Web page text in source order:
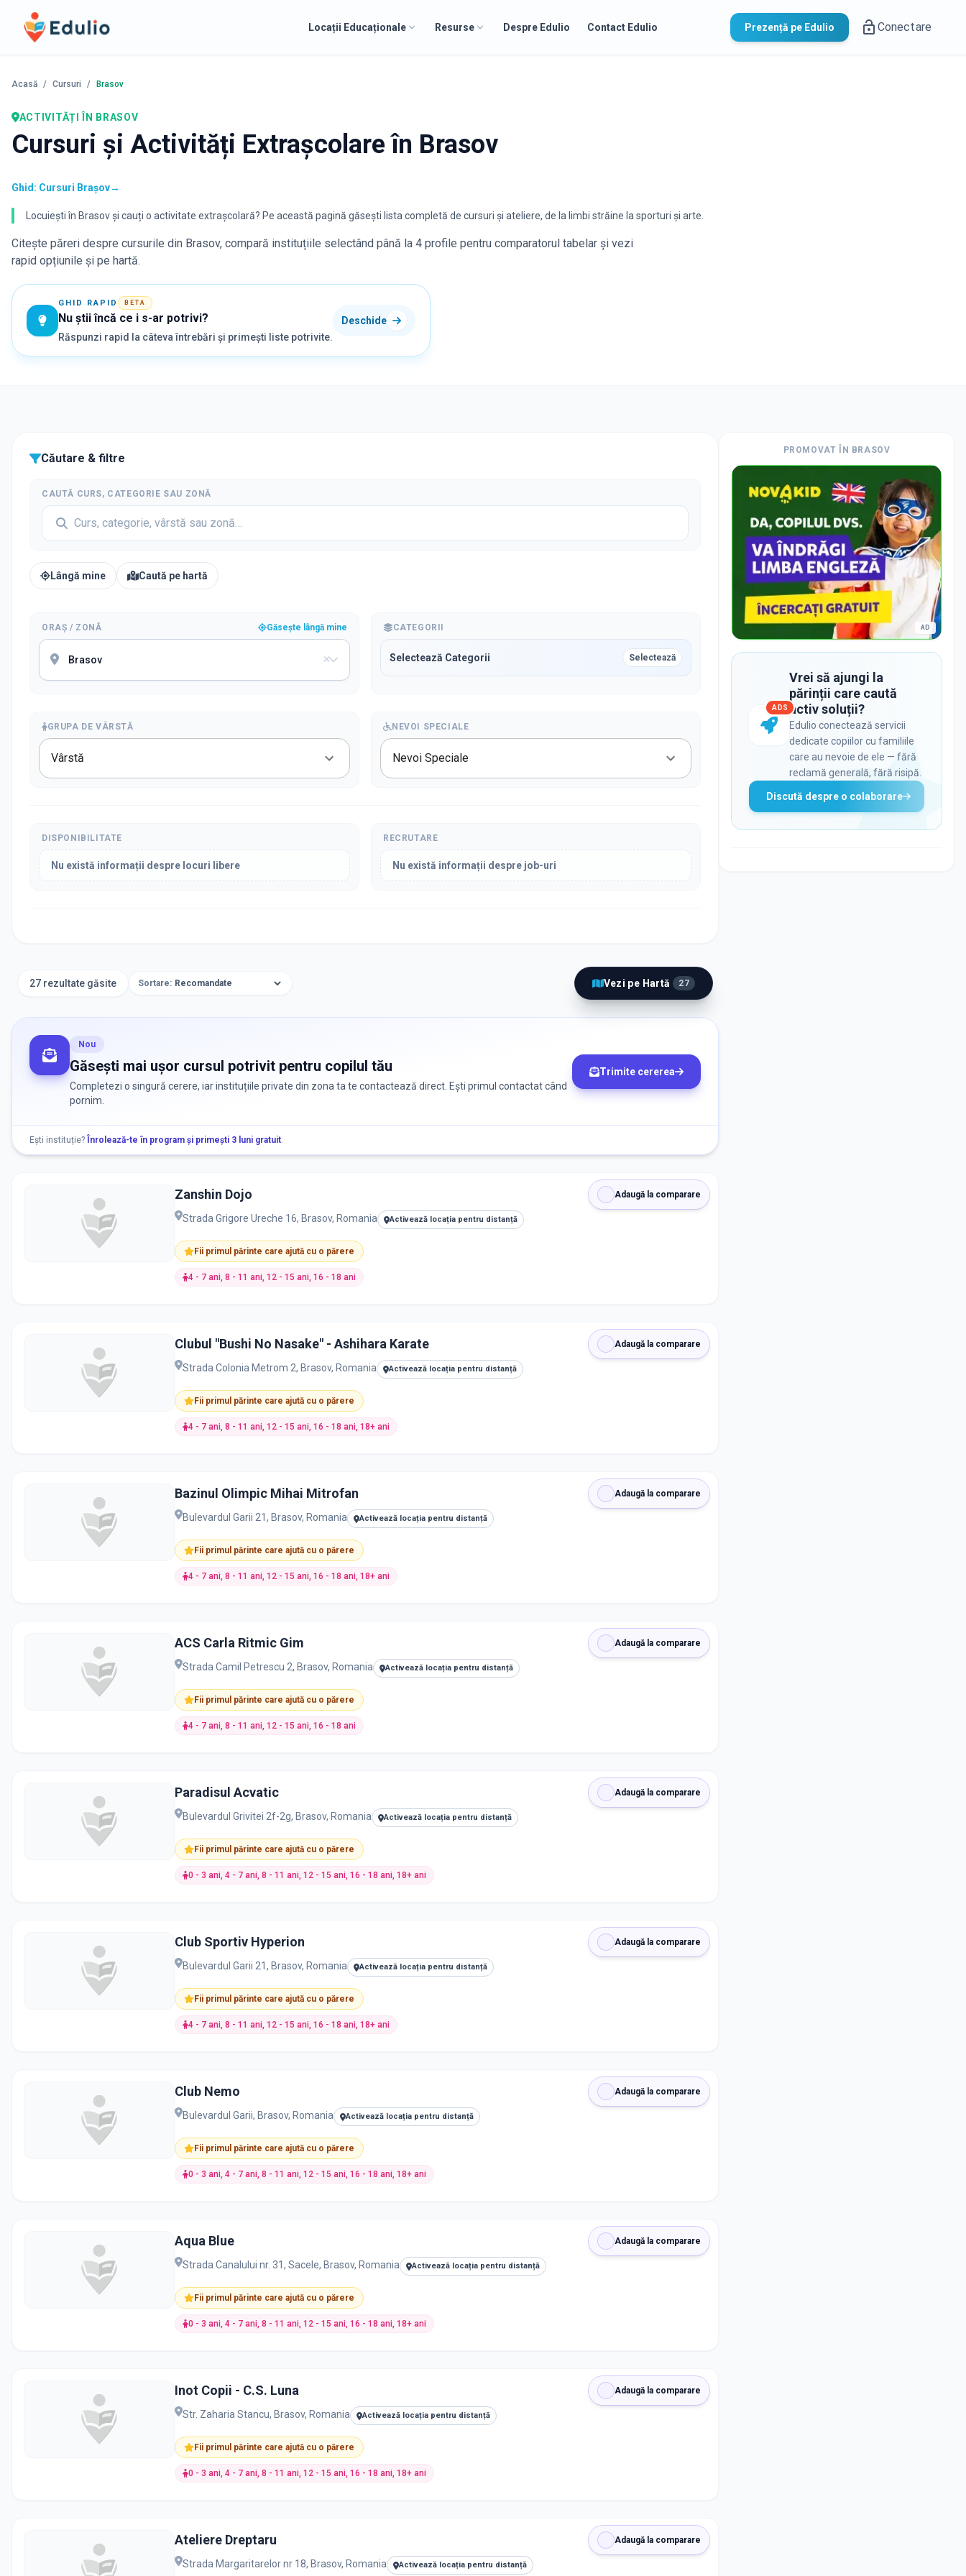
Edulio
Locații Educaționale Resurse Despre Edulio Contact Edulio Prezență pe Edulio Conectare
Acasă / Cursuri / Brasov
ACTIVITĂȚI ÎN BRASOV
Cursuri și Activități Extrașcolare în Brasov
Ghid: Cursuri Brașov→
Locuiești în Brasov și cauți o activitate extrașcolară? Pe această pagină găsești lista completă de cursuri și ateliere, de la limbi străine la sporturi și arte.
Citește păreri despre cursurile din Brasov, compară instituțiile selectând până la 4 profile pentru comparatorul tabelar și vezi
rapid opțiunile și pe hartă.
GHID RAPID BETA
Nu știi încă ce i s-ar potrivi?
Răspunzi rapid la câteva întrebări și primești liste potrivite.
Deschide
Căutare & filtre
CAUTĂ CURS, CATEGORIE SAU ZONĂ
Lângă mine Caută pe hartă
ORAȘ / ZONĂ Găsește lângă mine CATEGORII
Selectează Categorii Selectează
GRUPA DE VÂRSTĂ
Vârstă
NEVOI SPECIALE
Nevoi Speciale
DISPONIBILITATE
Nu există informații despre locuri libere
RECRUTARE
Nu există informații despre job-uri
27 rezultate găsite Sortare: Vezi pe Hartă 27
Nou
Găsești mai ușor cursul potrivit pentru copilul tău
Completezi o singură cerere, iar instituțiile private din zona ta te contactează direct. Ești primul contactat când
pornim.
Trimite cererea
Ești instituție? Înrolează-te în program și primești 3 luni gratuit.
Adaugă la comparare
Zanshin Dojo
Strada Grigore Ureche 16, Brasov, Romania Activează locația pentru distanță
Fii primul părinte care ajută cu o părere
4 - 7 ani, 8 - 11 ani, 12 - 15 ani, 16 - 18 ani
Adaugă la comparare
Clubul "Bushi No Nasake" - Ashihara Karate
Strada Colonia Metrom 2, Brasov, Romania Activează locația pentru distanță
Fii primul părinte care ajută cu o părere
4 - 7 ani, 8 - 11 ani, 12 - 15 ani, 16 - 18 ani, 18+ ani
Adaugă la comparare
Bazinul Olimpic Mihai Mitrofan
Bulevardul Garii 21, Brasov, Romania Activează locația pentru distanță
Fii primul părinte care ajută cu o părere
4 - 7 ani, 8 - 11 ani, 12 - 15 ani, 16 - 18 ani, 18+ ani
Adaugă la comparare
ACS Carla Ritmic Gim
Strada Camil Petrescu 2, Brasov, Romania Activează locația pentru distanță
Fii primul părinte care ajută cu o părere
4 - 7 ani, 8 - 11 ani, 12 - 15 ani, 16 - 18 ani
Adaugă la comparare
Paradisul Acvatic
Bulevardul Grivitei 2f-2g, Brasov, Romania Activează locația pentru distanță
Fii primul părinte care ajută cu o părere
0 - 3 ani, 4 - 7 ani, 8 - 11 ani, 12 - 15 ani, 16 - 18 ani, 18+ ani
Adaugă la comparare
Club Sportiv Hyperion
Bulevardul Garii 21, Brasov, Romania Activează locația pentru distanță
Fii primul părinte care ajută cu o părere
4 - 7 ani, 8 - 11 ani, 12 - 15 ani, 16 - 18 ani, 18+ ani
Adaugă la comparare
Club Nemo
Bulevardul Garii, Brasov, Romania Activează locația pentru distanță
Fii primul părinte care ajută cu o părere
0 - 3 ani, 4 - 7 ani, 8 - 11 ani, 12 - 15 ani, 16 - 18 ani, 18+ ani
Adaugă la comparare
Aqua Blue
Strada Canalului nr. 31, Sacele, Brasov, Romania Activează locația pentru distanță
Fii primul părinte care ajută cu o părere
0 - 3 ani, 4 - 7 ani, 8 - 11 ani, 12 - 15 ani, 16 - 18 ani, 18+ ani
Adaugă la comparare
Inot Copii - C.S. Luna
Str. Zaharia Stancu, Brasov, Romania Activează locația pentru distanță
Fii primul părinte care ajută cu o părere
0 - 3 ani, 4 - 7 ani, 8 - 11 ani, 12 - 15 ani, 16 - 18 ani, 18+ ani
Adaugă la comparare
Ateliere Dreptaru
Strada Margaritarelor nr 18, Brasov, Romania Activează locația pentru distanță
PROMOVAT ÎN BRASOV
AD
ADS
Vrei să ajungi la
părinții care caută
activ soluții?
Edulio conectează servicii
dedicate copiilor cu familiile
care au nevoie de ele — fără
reclamă generală, fără risipă.
Discută despre o colaborare